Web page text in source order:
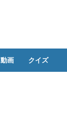
動画 クイズ